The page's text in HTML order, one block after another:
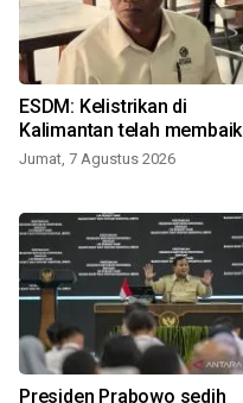
ESDM: Kelistrikan di
Kalimantan telah membaik
Jumat, 7 Agustus 2026
Presiden Prabowo sedih